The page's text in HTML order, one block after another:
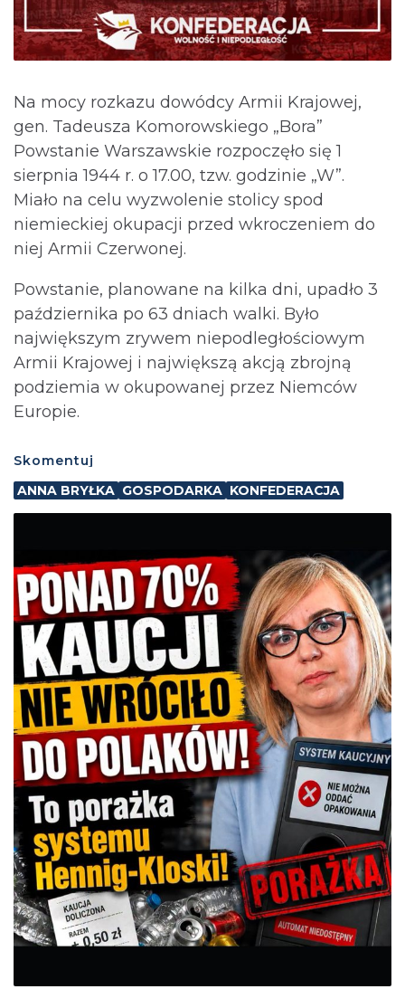
Na mocy rozkazu dowódcy Armii Krajowej,
gen. Tadeusza Komorowskiego „Bora”
Powstanie Warszawskie rozpoczęło się 1
sierpnia 1944 r. o 17.00, tzw. godzinie „W”.
Miało na celu wyzwolenie stolicy spod
niemieckiej okupacji przed wkroczeniem do
niej Armii Czerwonej.
Powstanie, planowane na kilka dni, upadło 3
października po 63 dniach walki. Było
największym zrywem niepodległościowym
Armii Krajowej i największą akcją zbrojną
podziemia w okupowanej przez Niemców
Europie.
Skomentuj
ANNA BRYŁKA GOSPODARKA KONFEDERACJA